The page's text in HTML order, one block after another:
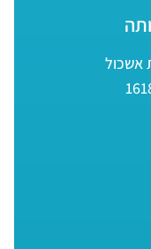
אשכול